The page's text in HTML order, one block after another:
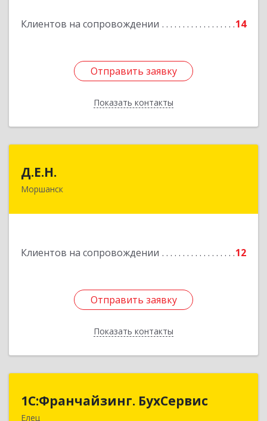
Клиентов на сопровождении 14
Отправить заявку
Показать контакты
Отправить заявку
Назад
Д.Е.Н.
Моршанск
Клиентов на сопровождении 12
Отправить заявку
Показать контакты
Отправить заявку
Назад
1С:Франчайзинг. БухСервис
Елец
1С:Франчайзинг. БухСервис